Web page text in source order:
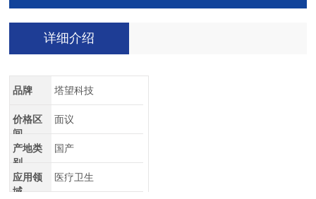
详细介绍
品牌 塔望科技
价格区
间
面议
产地类
别
国产
应用领
域
医疗卫生